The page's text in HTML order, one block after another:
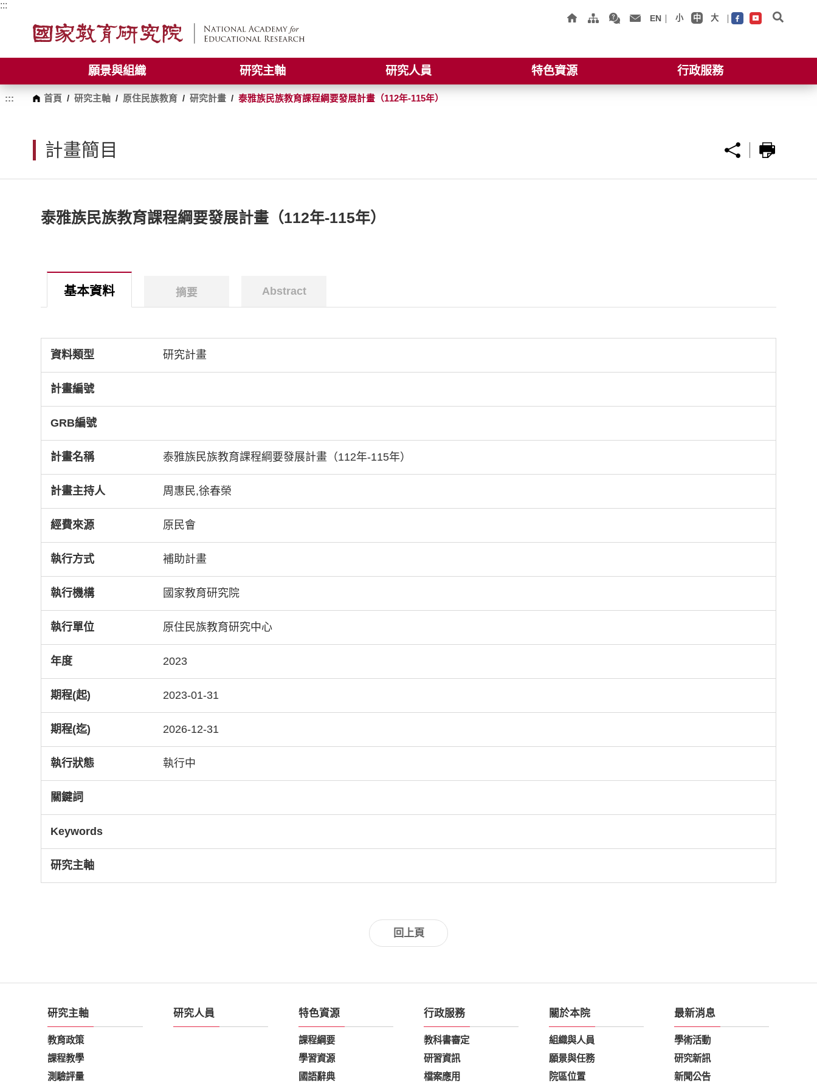
跳
容
:::
EN 小 中 大
願景與組織 研究主軸 研究人員 特色資源 行政服務
::: 首頁 / 研究主軸 / 原住民族教育 / 研究計畫 / 泰雅族民族教育課程綱要發展計畫（112年-115年）
計畫簡目
泰雅族民族教育課程綱要發展計畫（112年-115年）
基本資料 摘要 Abstract
資料類型 研究計畫
計畫編號
GRB編號
計畫名稱 泰雅族民族教育課程綱要發展計畫（112年-115年）
計畫主持人 周惠民,徐春榮
經費來源 原民會
執行方式 補助計畫
執行機構 國家教育研究院
執行單位 原住民族教育研究中心
年度 2023
期程(起) 2023-01-31
期程(迄) 2026-12-31
執行狀態 執行中
關鍵詞
Keywords
研究主軸
回上頁
研究主軸
教育政策
課程教學
測驗評量
研究人員 特色資源
課程綱要
學習資源
國語辭典
行政服務
教科書審定
研習資訊
檔案應用
關於本院
組織與人員
願景與任務
院區位置
最新消息
學術活動
研究新訊
新聞公告